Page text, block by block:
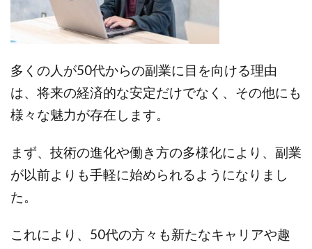
多くの人が50代からの副業に目を向ける理由
は、将来の経済的な安定だけでなく、その他にも
様々な魅力が存在します。
まず、技術の進化や働き方の多様化により、副業
が以前よりも手軽に始められるようになりまし
た。
これにより、50代の方々も新たなキャリアや趣